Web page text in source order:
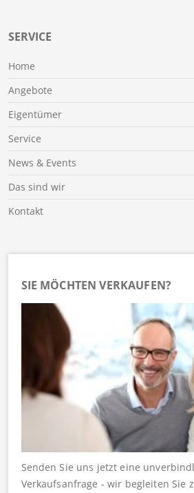
SERVICE
Home
Angebote
Eigentümer
Service
News & Events
Das sind wir
Kontakt
SIE MÖCHTEN VERKAUFEN?
Senden Sie uns jetzt eine
Verkaufsanfrage - wir begleiten Sie